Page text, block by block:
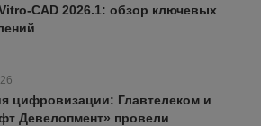
CAD 2026.1: обзор ключевых
цифровизации: Главтелеком и
Девелопмент» провели